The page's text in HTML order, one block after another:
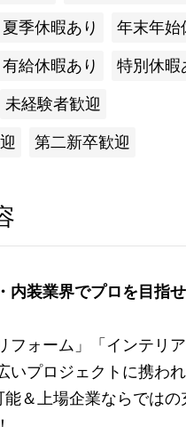
夏季休暇あり 年末年始
有給休暇あり 特別休暇
未経験者歓迎
第二新卒歓迎
内装業界でプロを目指
フォーム」「インテリ
いプロジェクトに携われ
＆上場企業ならではの